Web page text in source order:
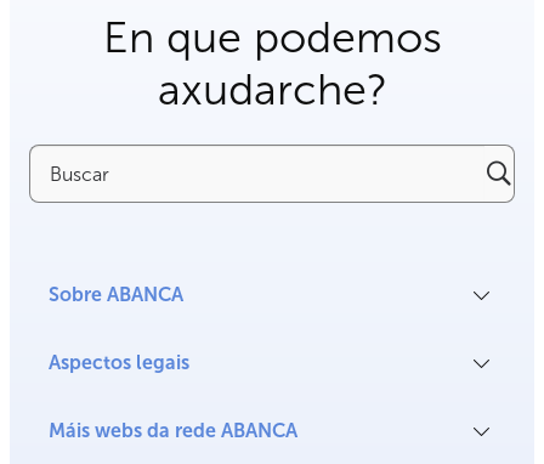
En que podemos
axudarche?
Buscar
Sobre ABANCA
Aspectos legais
Máis webs da rede ABANCA